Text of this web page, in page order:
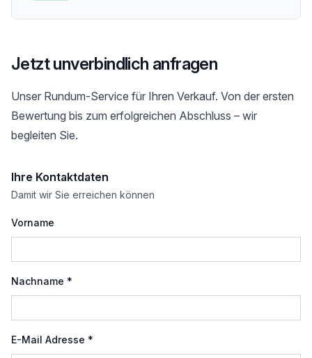
Jetzt unverbindlich anfragen
Unser Rundum-Service für Ihren Verkauf. Von der ersten
Bewertung bis zum erfolgreichen Abschluss – wir
begleiten Sie.
Ihre Kontaktdaten
Damit wir Sie erreichen können
Vorname
Nachname *
E-Mail Adresse *